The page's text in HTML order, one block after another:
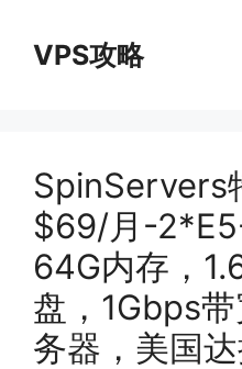
VPS攻略
SpinServers
$69/月-
64G内存，
盘，1Gbps
务器，美国